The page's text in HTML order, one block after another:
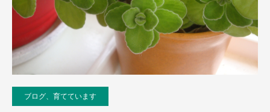
ブログ、育てています